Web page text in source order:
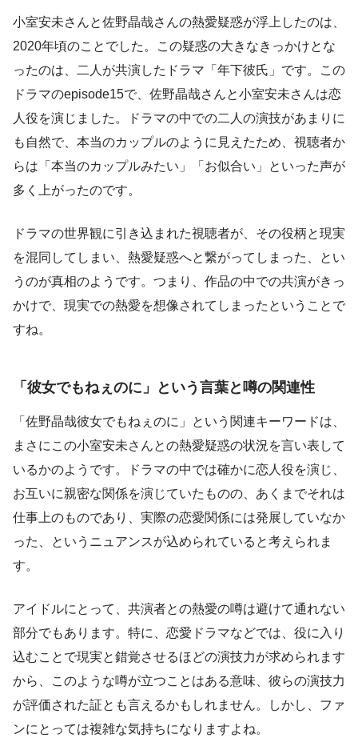
小室安未さんと佐野晶哉さんの熱愛疑惑が浮上したのは、
2020年頃のことでした。この疑惑の大きなきっかけとな
ったのは、二人が共演したドラマ「年下彼氏」です。この
ドラマのepisode15で、佐野晶哉さんと小室安未さんは恋
人役を演じました。ドラマの中での二人の演技があまりに
も自然で、本当のカップルのように見えたため、視聴者か
らは「本当のカップルみたい」「お似合い」といった声が
多く上がったのです。
ドラマの世界観に引き込まれた視聴者が、その役柄と現実
を混同してしまい、熱愛疑惑へと繋がってしまった、とい
うのが真相のようです。つまり、作品の中での共演がきっ
かけで、現実での熱愛を想像されてしまったということで
すね。
「彼女でもねぇのに」という言葉と噂の関連性
「佐野晶哉彼女でもねぇのに」という関連キーワードは、
まさにこの小室安未さんとの熱愛疑惑の状況を言い表して
いるかのようです。ドラマの中では確かに恋人役を演じ、
お互いに親密な関係を演じていたものの、あくまでそれは
仕事上のものであり、実際の恋愛関係には発展していなか
った、というニュアンスが込められていると考えられま
す。
アイドルにとって、共演者との熱愛の噂は避けて通れない
部分でもあります。特に、恋愛ドラマなどでは、役に入り
込むことで現実と錯覚させるほどの演技力が求められます
から、このような噂が立つことはある意味、彼らの演技力
が評価された証とも言えるかもしれません。しかし、ファ
ンにとっては複雑な気持ちになりますよね。